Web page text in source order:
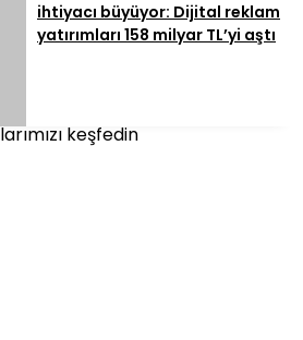
ihtiyacı büyüyor: Dijital reklam
yatırımları 158 milyar TL’yi aştı
keşfedin